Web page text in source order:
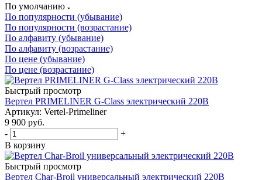
По умолчанию
По популярности (убывание)
По популярности (возрастание)
По алфавиту (убывание)
По алфавиту (возрастание)
По цене (убывание)
По цене (возрастание)
Быстрый просмотр
Вертел PRIMELINER G-Class электрический 220В
Артикул: Vertel-Primeliner
9 900 руб.
-
+
В корзину
Быстрый просмотр
Вертел Char-Broil универсальный электрический 220В